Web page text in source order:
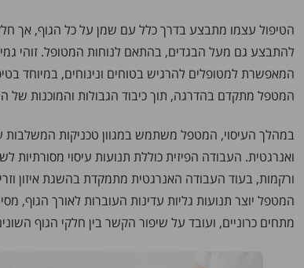
הטיפול עצמו מתבצע בדרך כלל עם שמן על כל הגוף, אך
להתבצע גם מעל הבגדים, בהתאם לנוחות המטופל. זוהי
המאפשרת למטופלים להרגיש בטוחים ונינוחים, במיוחד
המטפל מתקדם בהדרגה, תוך כיבוד הגבולות והמוכנות של
במהלך העיסוי, המטפל משתמש במגוון טכניקות המשלבות
ואנרגטית. העבודה הפיזית כוללת תנועות עיסוי מסורתיות
ורקמות, בעוד העבודה האנרגטית מתמקדת בהשגת איזון
המטפל יוצר תנועות גליות עדינות העוברות לאורך הגוף,
מתחים כרוניים, ועובד על שיפור הקשר בין חלקי הגוף